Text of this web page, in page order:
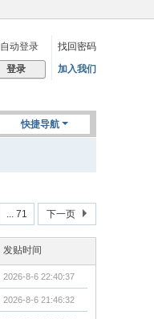
自动登录
找回密码
登录 加入我们
快捷导航
... 71 下一页
发贴时间
2026-8-6 22:40:37
2026-8-6 21:46:32